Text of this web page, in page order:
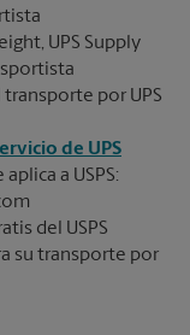
UPS Supply
por UPS
de UPS
a USPS:
del USPS
su transporte por